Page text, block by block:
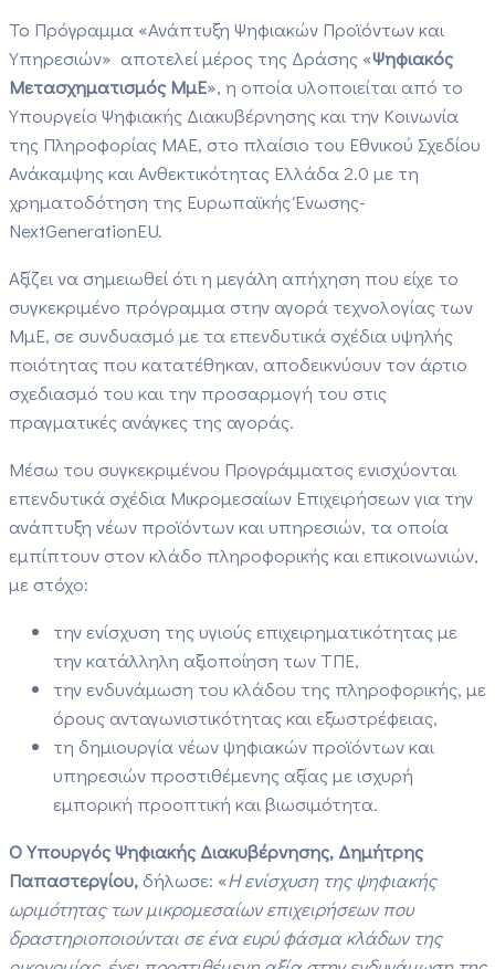
Το Πρόγραμμα «Ανάπτυξη Ψηφιακών Προϊόντων και
Υπηρεσιών» αποτελεί μέρος της Δράσης «Ψηφιακός
Μετασχηματισμός ΜμΕ», η οποία υλοποιείται από το
Υπουργείο Ψηφιακής Διακυβέρνησης και την Κοινωνία
της Πληροφορίας ΜΑΕ, στο πλαίσιο του Εθνικού Σχεδίου
Ανάκαμψης και Ανθεκτικότητας Ελλάδα 2.0 με τη
χρηματοδότηση της Ευρωπαϊκής Ένωσης-
NextGenerationEU.
Αξίζει να σημειωθεί ότι η μεγάλη απήχηση που είχε το
συγκεκριμένο πρόγραμμα στην αγορά τεχνολογίας των
ΜμΕ, σε συνδυασμό με τα επενδυτικά σχέδια υψηλής
ποιότητας που κατατέθηκαν, αποδεικνύουν τον άρτιο
σχεδιασμό του και την προσαρμογή του στις
πραγματικές ανάγκες της αγοράς.
Μέσω του συγκεκριμένου Προγράμματος ενισχύονται
επενδυτικά σχέδια Μικρομεσαίων Επιχειρήσεων για την
ανάπτυξη νέων προϊόντων και υπηρεσιών, τα οποία
εμπίπτουν στον κλάδο πληροφορικής και επικοινωνιών,
με στόχο:
την ενίσχυση της υγιούς επιχειρηματικότητας με
την κατάλληλη αξιοποίηση των ΤΠΕ,
την ενδυνάμωση του κλάδου της πληροφορικής, με
όρους ανταγωνιστικότητας και εξωστρέφειας,
τη δημιουργία νέων ψηφιακών προϊόντων και
υπηρεσιών προστιθέμενης αξίας με ισχυρή
εμπορική προοπτική και βιωσιμότητα.
Ο Υπουργός Ψηφιακής Διακυβέρνησης, Δημήτρης
Παπαστεργίου, δήλωσε: «Η ενίσχυση της ψηφιακής
ωριμότητας των μικρομεσαίων επιχειρήσεων που
δραστηριοποιούνται σε ένα ευρύ φάσμα κλάδων της